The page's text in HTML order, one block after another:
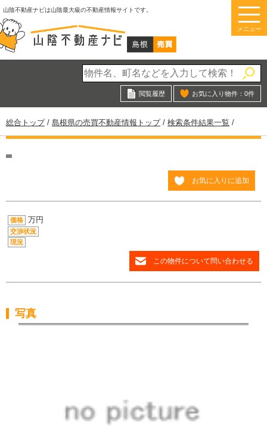
このページの本文へ
山陰不動産ナビは山陰最大級の不動産情報サイトです。
メニュー
閲覧履歴 お気に入り物件： 0件
現
在
位
総合トップ/ 島根県の売買不動産情報トップ/ 検索条件結果一覧 /
お気に入りに追加
価格 万円
交渉状況
現況
この物件について問い合わせる
写真